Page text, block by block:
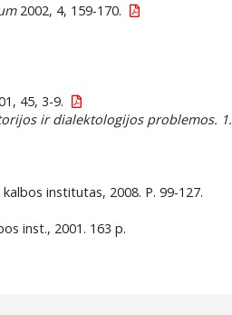
2002, 4, 159-170.
45, 3-9.
ir dialektologijos problemos. 1.
institutas, 2008. P. 99-127.
inst., 2001. 163 p.